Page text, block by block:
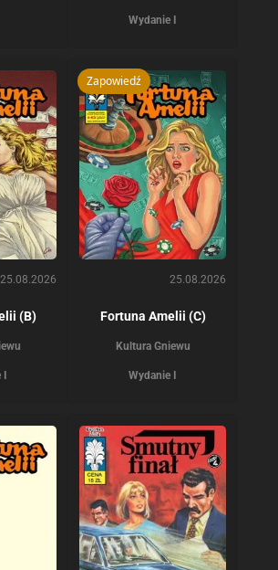
Wydanie I
25.08.2026
(B)
Zapowiedź
25.08.2026
Fortuna Amelii (C)
Kultura Gniewu
Wydanie I